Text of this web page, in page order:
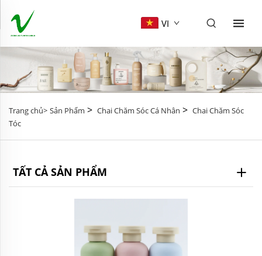
VI
Trang chủ> Sản Phẩm > Chai Chăm Sóc Cá Nhân > Chai Chăm Sóc
Tóc
TẤT CẢ SẢN PHẨM